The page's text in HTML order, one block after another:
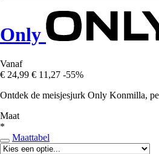
Only
Vanaf
€ 24,99 € 11,27 -55%
Ontdek de meisjesjurk Only Konmilla,
Maat
*
Maattabel